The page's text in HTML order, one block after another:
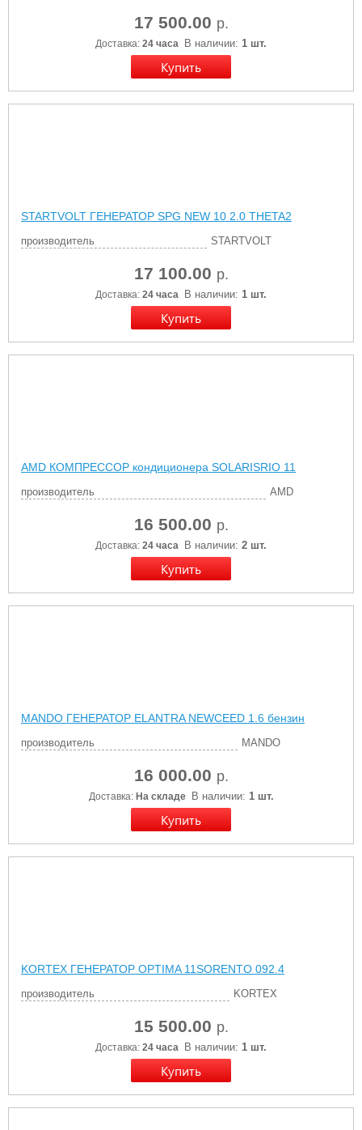
17 500.00 р.
Доставка: 24 часа В наличии: 1 шт.
STARTVOLT ГЕНЕРАТОР SPG NEW 10 2.0 THETA2
производитель STARTVOLT
17 100.00 р.
Доставка: 24 часа В наличии: 1 шт.
AMD КОМПРЕССОР кондиционера SOLARISRIO 11
производитель AMD
16 500.00 р.
Доставка: 24 часа В наличии: 2 шт.
MANDO ГЕНЕРАТОР ELANTRA NEWCEED 1.6 бензин
производитель MANDO
16 000.00 р.
Доставка: На складе В наличии: 1 шт.
KORTEX ГЕНЕРАТОР OPTIMA 11SORENTO 092.4
производитель KORTEX
15 500.00 р.
Доставка: 24 часа В наличии: 1 шт.